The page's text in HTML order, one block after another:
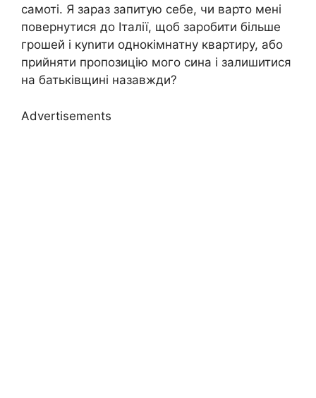
самоті. Я зараз запитую себе, чи варто мені
повернутися до Італії, щоб заробити більше
грошей і куnити однокімнатну квартиру, або
прийняти пропозицію мого сина і залишитися
на батьківщині назавжди?
Advertisements